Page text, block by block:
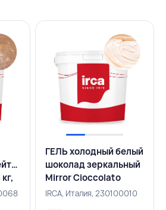
ГЕЛЬ холодный белый
шоколад зеркальный
Mirror Cioccolato
Bianco 6 кг, IRCA,
IRCA, Италия, 230100010